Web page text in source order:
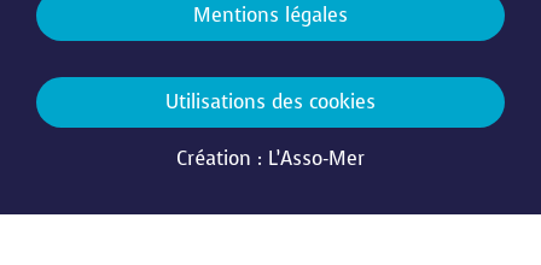
Mentions légales
Utilisations des cookies
Création : L’Asso-Mer